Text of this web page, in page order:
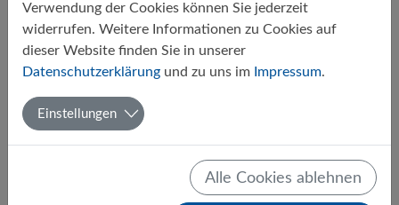
Schülerinnen und Schüler erhalten die aktuellen
Klausurpläne und weitere Informationen zur Oberstufe
über die Lernplattform
Moodle .
Ziel des Unterrichts in der Oberstufe ist der Erwerb der
, die zu einem Studium
Verwendung der Cookies können Sie jederzeit
widerrufen. Weitere Informationen zu Cookies auf
dieser Website finden Sie in unserer
Datenschutzerklärung und zu uns im Impressum.
Einstellungen
Alle Cookies ablehnen